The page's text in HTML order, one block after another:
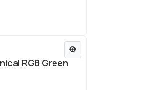
RGB Green